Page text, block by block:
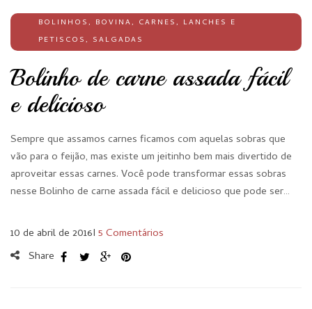
BOLINHOS, BOVINA, CARNES, LANCHES E
PETISCOS, SALGADAS
Bolinho de carne assada fácil
e delicioso
Sempre que assamos carnes ficamos com aquelas sobras que
vão para o feijão, mas existe um jeitinho bem mais divertido de
aproveitar essas carnes. Você pode transformar essas sobras
nesse Bolinho de carne assada fácil e delicioso que pode ser…
10 de abril de 2016I 5 Comentários
Share